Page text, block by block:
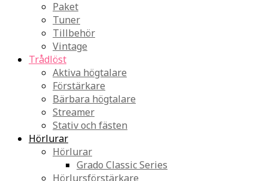
Paket
Tuner
Tillbehör
Vintage
Trådlöst
Aktiva högtalare
Förstärkare
Bärbara högtalare
Streamer
Stativ och fästen
Hörlurar
Hörlurar
Grado Classic Series
Hörlursförstärkare